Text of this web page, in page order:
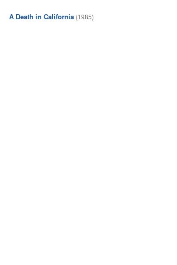
A Death in California (1985)